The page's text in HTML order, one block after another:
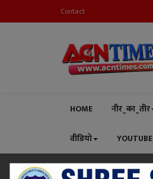
Contact
HOME नीर_का_तीर
वीडियो YOUTUBE
Home Madhya Pradesh News